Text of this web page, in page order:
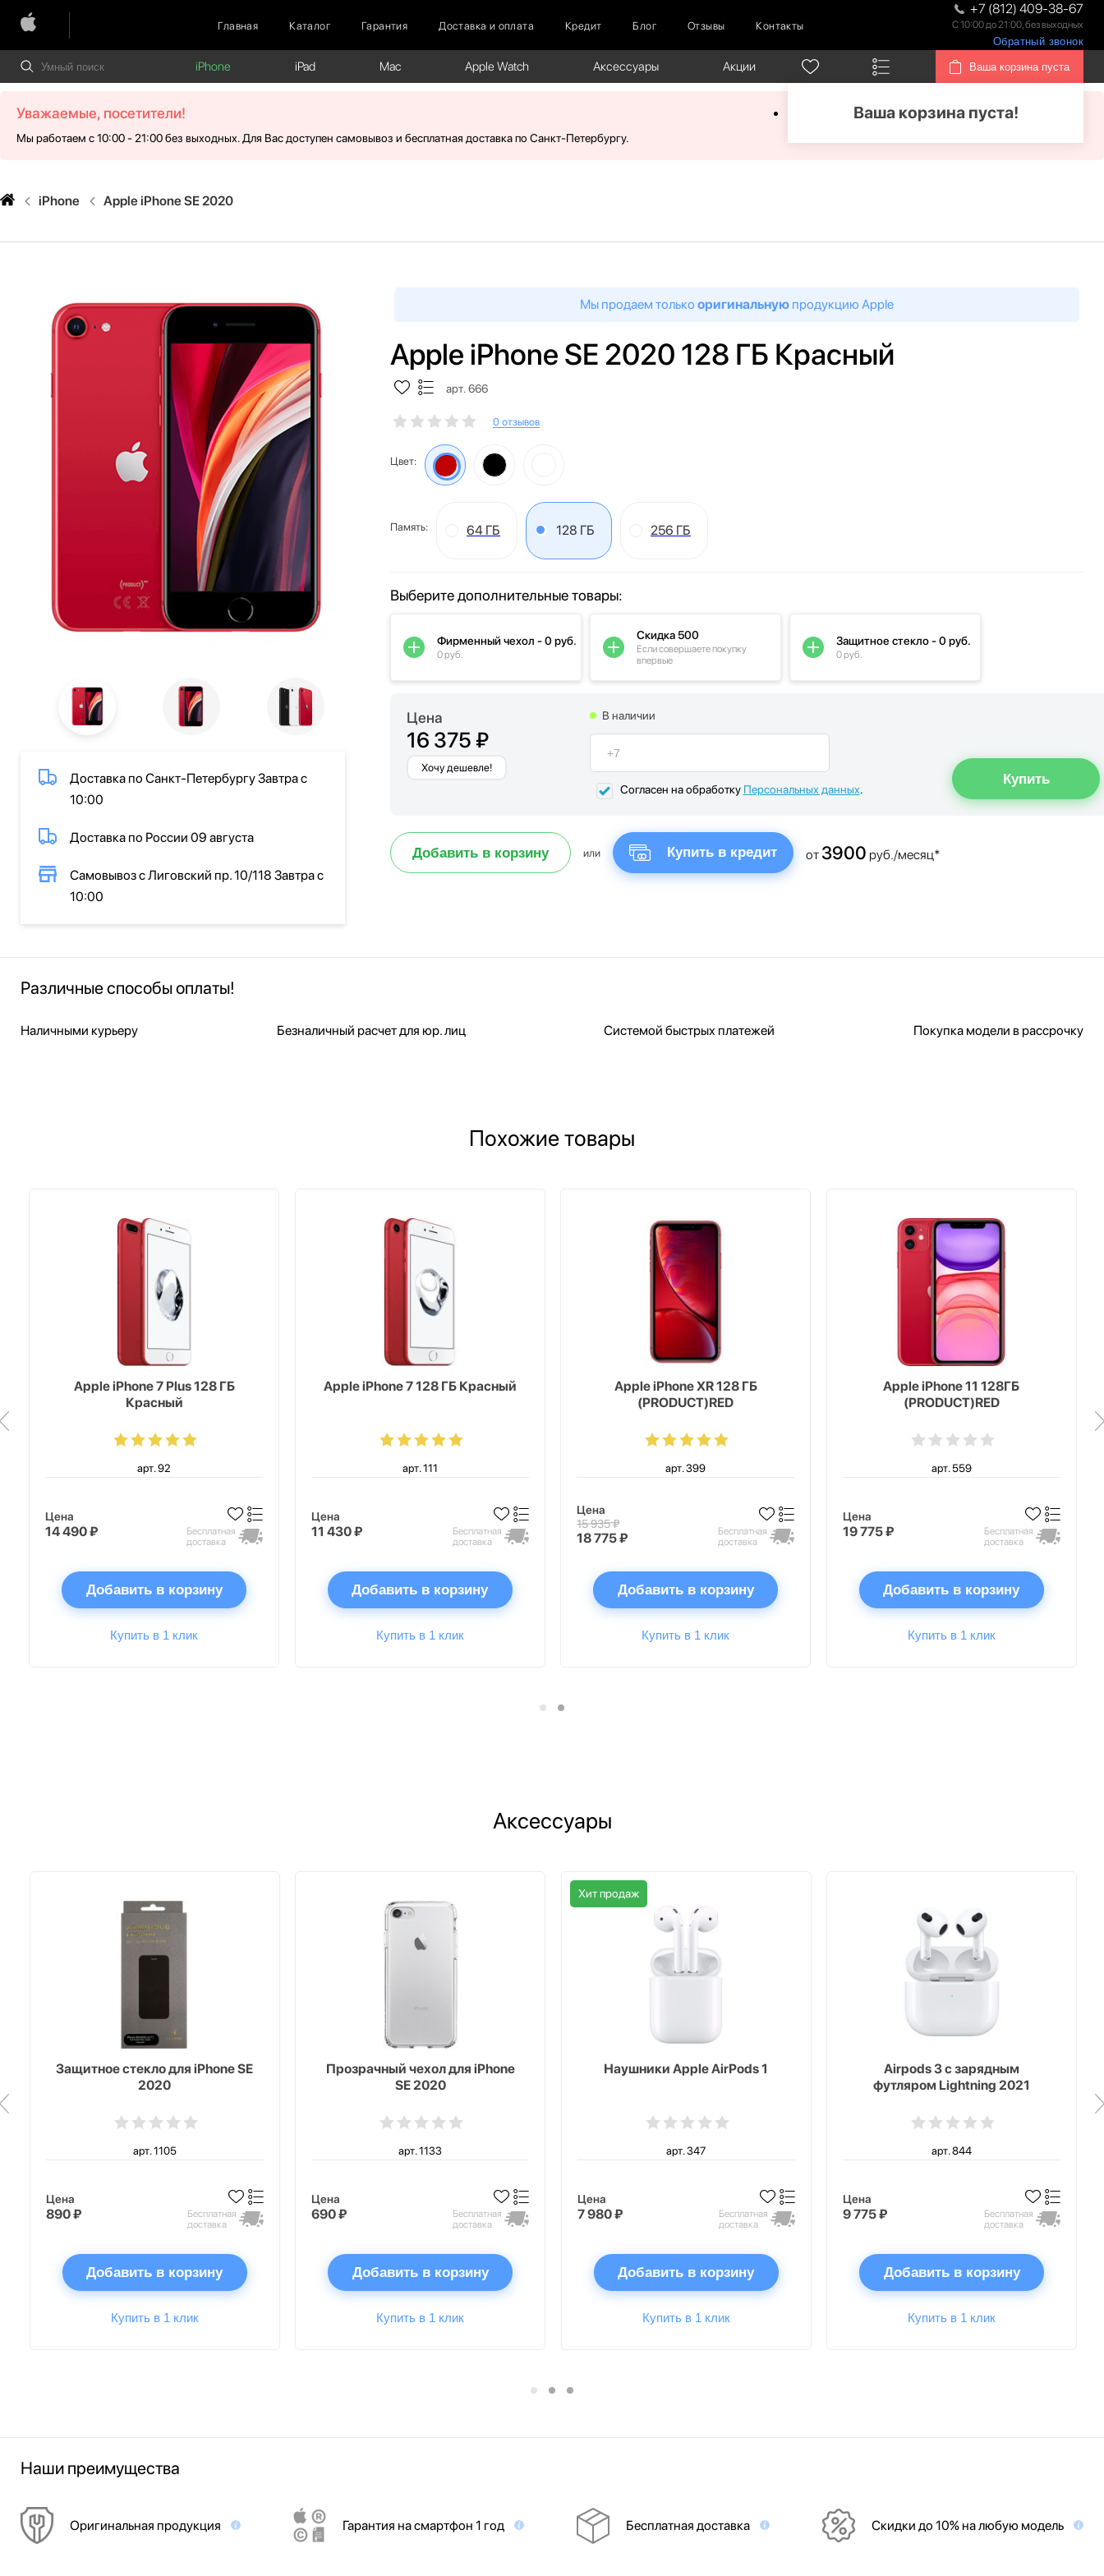
Главная Каталог Гарантия Доставка и оплата Кредит Блог Отзывы Контакты
+7 (812) 409-38-67
С 10:00 до 21:00, без выходных
Обратный звонок
iPhone iPad Mac Apple Watch Аксессуары Акции Ваша корзина пуста
Ваша корзина пуста!
Уважаемые, посетители!
Мы работаем с 10:00 - 21:00 без выходных. Для Вас доступен самовывоз и бесплатная доставка по Санкт-Петербургу.
iPhone Apple iPhone SE 2020
Доставка по Санкт-Петербургу Завтра с
10:00
Доставка по России 09 августа
Самовывоз с Лиговский пр. 10/118 Завтра с
10:00
Мы продаем только оригинальную продукцию Apple
Apple iPhone SE 2020 128 ГБ Красный
арт. 666
0 отзывов
Цвет:
Память: 64 ГБ 128 ГБ 256 ГБ
Цена
16 375 ₽
Хочу дешевле!
В наличии
Согласен на обработку Персональных данных.
Добавить в корзину или Купить в кредит от 3900 руб./месяц*
Выберите дополнительные товары:
Фирменный чехол - 0 руб.
0 руб.
Скидка 500
Если совершаете покупку
впервые
Защитное стекло - 0 руб.
0 руб.
Различные способы оплаты!
Наличными курьеру Безналичный расчет для юр. лиц Системой быстрых платежей Покупка модели в рассрочку
Похожие товары
Apple iPhone 7 Plus 128 ГБ
Красный
арт. 92
Цена
14 490 ₽
Бесплатная
доставка
Добавить в корзину
Купить в 1 клик
Apple iPhone 7 128 ГБ Красный
арт. 111
Цена
11 430 ₽
Бесплатная
доставка
Добавить в корзину
Купить в 1 клик
Apple iPhone XR 128 ГБ
(PRODUCT)RED
арт. 399
Цена
15 935 ₽
18 775 ₽
Бесплатная
доставка
Добавить в корзину
Купить в 1 клик
Apple iPhone 11 128ГБ
(PRODUCT)RED
арт. 559
Цена
19 775 ₽
Бесплатная
доставка
Добавить в корзину
Купить в 1 клик
Аксессуары
Защитное стекло для iPhone SE
2020
арт. 1105
Цена
890 ₽
Бесплатная
доставка
Добавить в корзину
Купить в 1 клик
Прозрачный чехол для iPhone
SE 2020
арт. 1133
Цена
690 ₽
Бесплатная
доставка
Добавить в корзину
Купить в 1 клик
Хит продаж
Наушники Apple AirPods 1
арт. 347
Цена
7 980 ₽
Бесплатная
доставка
Добавить в корзину
Купить в 1 клик
Airpods 3 с зарядным
футляром Lightning 2021
арт. 844
Цена
9 775 ₽
Бесплатная
доставка
Добавить в корзину
Купить в 1 клик
Наши преимущества
Оригинальная продукция Гарантия на смартфон 1 год Бесплатная доставка Скидки до 10% на любую модель